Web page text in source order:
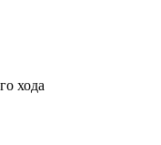
хода